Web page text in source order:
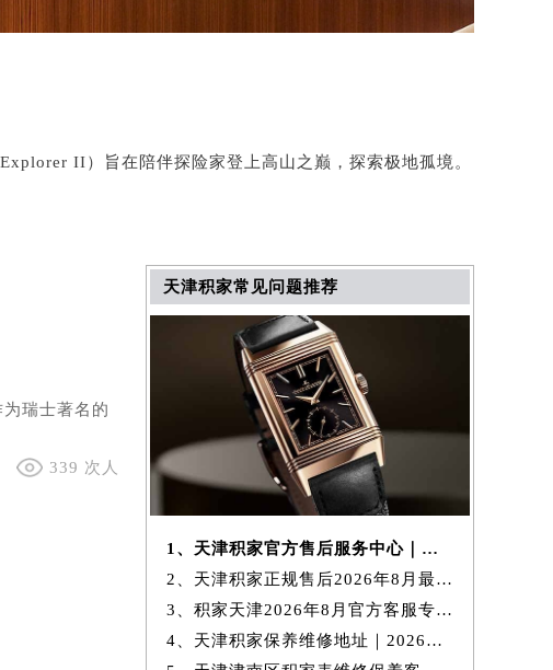
II）旨在陪伴探险家登上高山之巅，探索极地孤境。
瑞士著名的
339 次人
天津积家常见问题推荐
1、天津积家官方售后服务中心｜详细地址与官方电话权威信息公示（2026年8月最新）
2、天津积家正规售后2026年8月最新官方权威服务信息公示公告与重要通知一览
3、积家天津2026年8月官方客服专属热线，最新网点地址售后信息全面公布
4、天津积家保养维修地址｜2026年8月最新权威官方售后网点信息公示公告